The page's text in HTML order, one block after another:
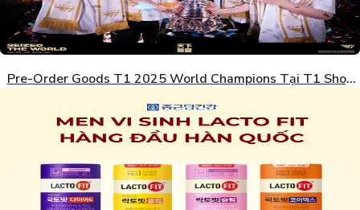
Pre-Order Goods T1 2025 World Champions Tại T1 Shop